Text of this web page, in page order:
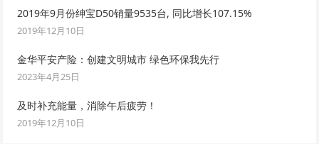
2019年9月份绅宝D50销量9535台, 同比增长107.15%
2019年12月10日
金华平安产险：创建文明城市 绿色环保我先行
2023年4月25日
及时补充能量，消除午后疲劳！
2019年12月10日